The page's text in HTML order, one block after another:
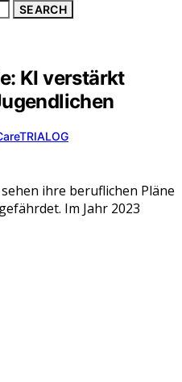
SEARCH
KI verstärkt
ihre beruflichen Pläne
Im Jahr 2023